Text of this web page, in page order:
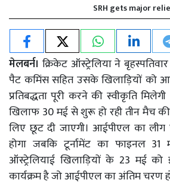
SRH gets major
मेलबर्न।क्रिकेट ऑस्ट्रेलिया ने
पैट कमिंस सहित उसके खिलाड़ियों को
प्रतिबद्धता पूरी करने की स्वीकृति
खिलाफ 30 मई से शुरू हो रही तीन मैच
लिए छूट दी जाएगी। आईपीएल का
होगा जबकि टूर्नामेंट का फाइनल
ऑस्ट्रेलियाई खिलाड़ियों के 23 मई को
कार्यक्रम है जो आईपीएल का अंतिम चरण